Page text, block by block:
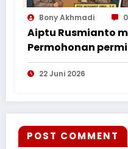
Bony Akhmadi 0
Aiptu Rusmianto
Permohonan
Bukti ke Polres
22 Juni 2026
POST COMMENT